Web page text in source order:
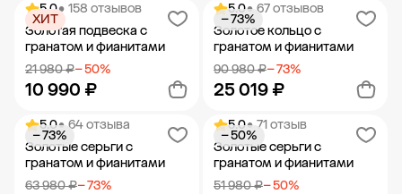
Добавить в корзину Добавить в корзину
5.0• 158 отзывов
Золотая подвеска с
гранатом и фианитами
21 980 ₽− 50%
10 990 ₽
ХИТ
Добавить в корзину
5.0• 67 отзывов
Золотое кольцо с
гранатом и фианитами
90 980 ₽− 73%
25 019 ₽
− 73%
Добавить в корзину
5.0• 64 отзыва
Золотые серьги с
гранатом и фианитами
63 980 ₽− 73%
− 73%
5.0• 71 отзыв
Золотые серьги с
гранатом и фианитами
51 980 ₽− 50%
− 50%